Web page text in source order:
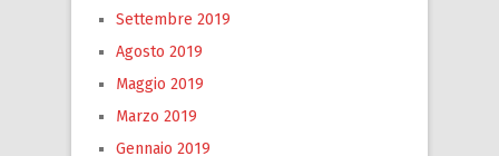
Settembre 2019
Agosto 2019
Maggio 2019
Marzo 2019
Gennaio 2019